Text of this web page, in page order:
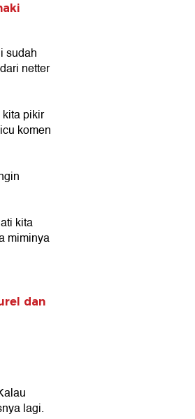
sudah
netter
pikir
komen
kita
miminya
dan
lagi.